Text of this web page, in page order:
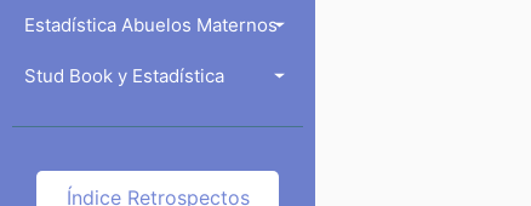
Estadística Abuelos Maternos
Stud Book y Estadística
Índice Retrospectos